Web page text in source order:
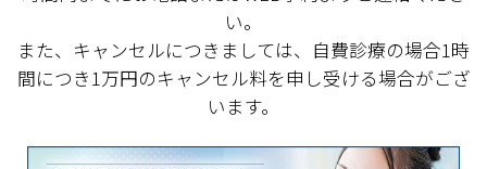
い。
また、キャンセルにつきましては、自費診療の場合1時
間につき1万円のキャンセル料を申し受ける場合がござ
います。